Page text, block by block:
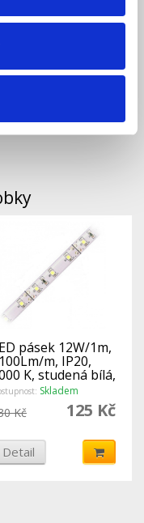
zákazníka od
pak
objednává
pásek 12W/1m,
m, IP20,
K, studená bílá,
Skladem
125 Kč
Kč
Detail